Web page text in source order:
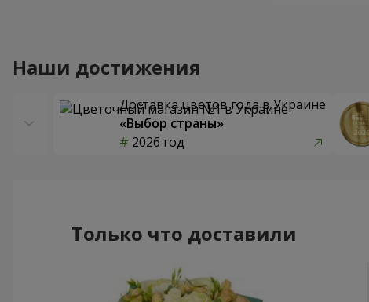
Наши достижения
Доставка цветов года в Украине
«Выбор страны»
2026 год
Только что доставили